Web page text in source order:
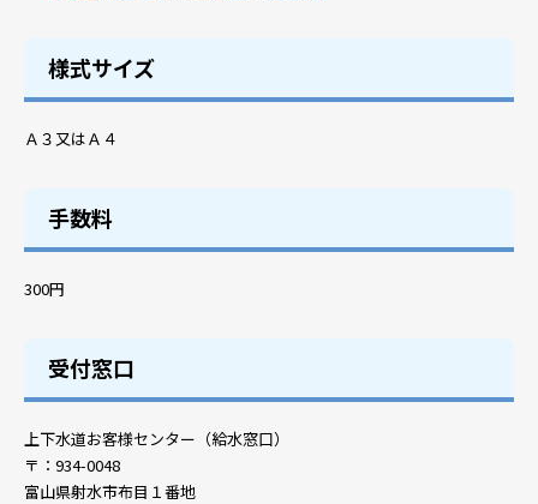
様式サイズ
Ａ３又はＡ４
手数料
300円
受付窓口
上下水道お客様センター（給水窓口）
〒：934-0048
富山県射水市布目１番地